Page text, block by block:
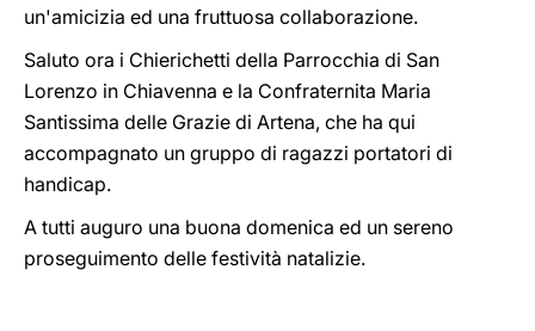
un'amicizia ed una fruttuosa collaborazione.
Saluto ora i Chierichetti della Parrocchia di San
Lorenzo in Chiavenna e la Confraternita Maria
Santissima delle Grazie di Artena, che ha qui
accompagnato un gruppo di ragazzi portatori di
handicap.
A tutti auguro una buona domenica ed un sereno
proseguimento delle festività natalizie.